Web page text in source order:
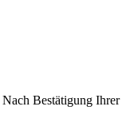
Nach Bestätigung Ihrer